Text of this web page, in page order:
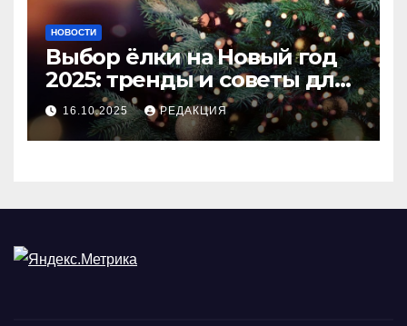
НОВОСТИ
Выбор ёлки на Новый год
2025: тренды и советы для
идеального праздника
16.10.2025 РЕДАКЦИЯ